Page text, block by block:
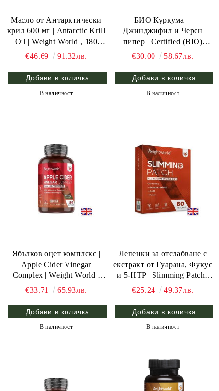
Масло от Антарктически
крил 600 мг | Antarctic Krill
Oil | Weight World , 180
капс.
€46.69 91.32лв.
В наличност
БИО Куркума +
Джинджифил и Черен
пипер | Certified (BIO)
Organic Turmeric with
peppеr | Weight World , 180
капс.
€30.00 58.67лв.
В наличност
Ябълков оцет комплекс |
Apple Cider Vinegar
Complex | Weight World ,
180 капс.
€33.71 65.93лв.
В наличност
Лепенки за отслабване с
екстракт от Гуарана, Фукус
и 5-HTP | Slimming Patch |
Weight World , 60 пластира
€25.24 49.37лв.
В наличност